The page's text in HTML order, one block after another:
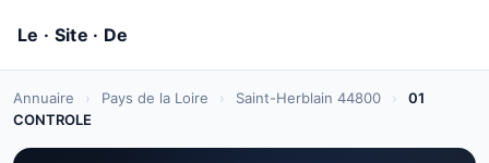
Annuaire › Pays de la Loire › Saint-Herblain 44800 ›
01
CONTROLE